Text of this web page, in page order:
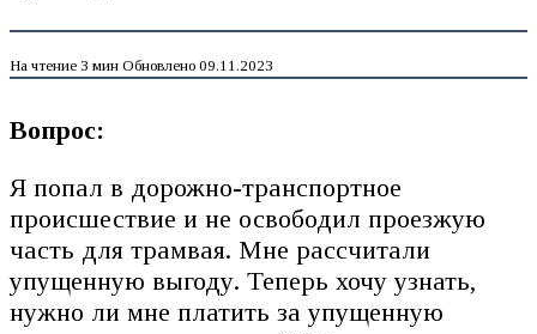
На чтение 3 мин Обновлено 09.11.2023
Вопрос:
Я попал в дорожно-транспортное
происшествие и не освободил проезжую
часть для трамвая. Мне рассчитали
упущенную выгоду. Теперь хочу узнать,
нужно ли мне платить за упущенную